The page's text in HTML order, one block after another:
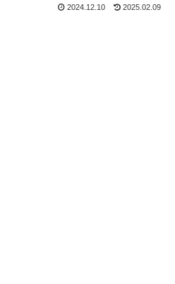
2024.12.10 2025.02.09